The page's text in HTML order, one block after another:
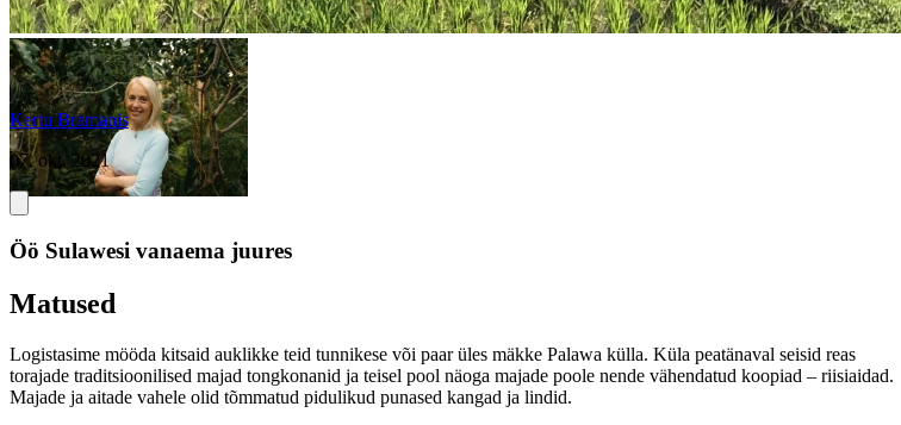
Kertu Bramanis
07. okt, 2021
Öö Sulawesi vanaema juures
Matused
Logistasime mööda kitsaid auklikke teid tunnikese või paar üles mäkke Palawa külla. Küla peatänaval seisid reas
torajade traditsioonilised majad tongkonanid ja teisel pool näoga majade poole nende vähendatud koopiad – riisiaidad.
Majade ja aitade vahele olid tõmmatud pidulikud punased kangad ja lindid.